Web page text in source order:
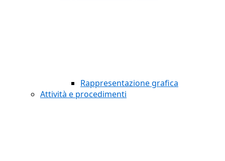
Rappresentazione grafica
Attività e procedimenti